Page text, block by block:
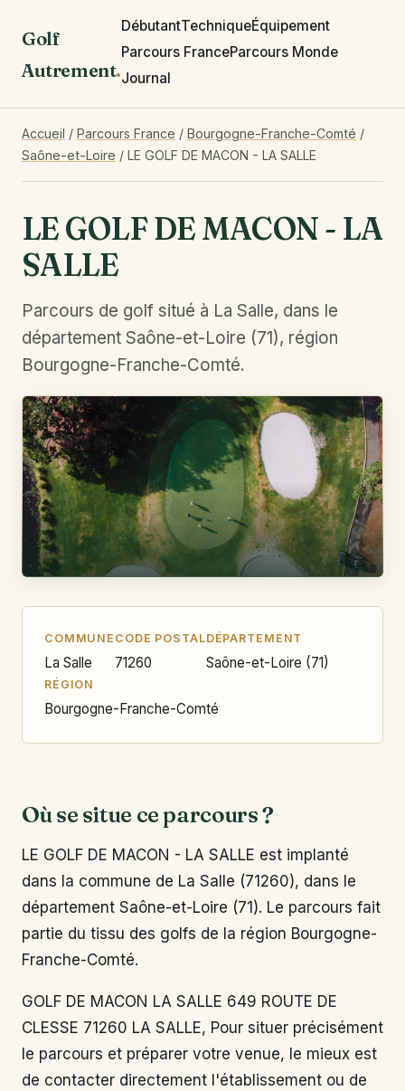
Golf
Autrement.
DébutantTechniqueÉquipement
Parcours FranceParcours Monde
Journal
Accueil / Parcours France / Bourgogne-Franche-Comté /
Saône-et-Loire / LE GOLF DE MACON - LA SALLE
LE GOLF DE MACON - LA
SALLE
Parcours de golf situé à La Salle, dans le
département Saône-et-Loire (71), région
Bourgogne-Franche-Comté.
COMMUNE
La Salle
CODE POSTAL
71260
DÉPARTEMENT
Saône-et-Loire (71)
RÉGION
Bourgogne-Franche-Comté
Où se situe ce parcours ?
LE GOLF DE MACON - LA SALLE est implanté
dans la commune de La Salle (71260), dans le
département Saône-et-Loire (71). Le parcours fait
partie du tissu des golfs de la région Bourgogne-
Franche-Comté.
GOLF DE MACON LA SALLE 649 ROUTE DE
CLESSE 71260 LA SALLE, Pour situer précisément
le parcours et préparer votre venue, le mieux est
de contacter directement l'établissement ou de